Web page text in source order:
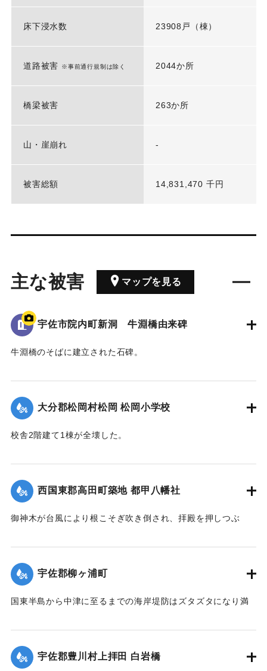
床下浸水数 23908戸（棟）
道路被害 ※事前通行規制は除く 2044か所
橋梁被害 263か所
山・崖崩れ -
被害総額 14,831,470 千円
主な被害 マップを見る
宇佐市院内町新洞 牛淵橋由来碑
牛淵橋のそばに建立された石碑。
側にある沖地区と北山地区の交通が寸断された。
その後、新たな橋が架けられたことを記念し、通行人に伝え
るためにこの位置に石碑が建立された。
り、ルース台風後に架けられた橋がそのまま使われている。
牛淵橋由来
此橋ノ下流約四丁許ノ䖏ニ梁瀬ノ渡リガアル古来土橋ヲ架ケ
以
ト
モナレバ一掃ノ災禍ヲ受ケ人馬共ニ徒渉ノ難渋ヲ喫スルコト
幾
ル
私財ヲ醵出位置ヲ再ビ此䖏ニ擇ビ石橋ヲ架設永遠ノ計ヲ為シ
稍
大分郡松岡村松岡 松岡小学校
校舎2階建て1棟が全壊した。
｜固有コード: 005200122
西国東郡高田町築地 都甲八幡社
御神木が台風により根こそぎ吹き倒され、拝殿を押しつぶ
｜固有コード:
宇佐郡柳ヶ浦町
国東半島から中津に至るまでの海岸堤防はズタズタになり満
5か所、計750メートル、中堤防18か所、約450メートルが決
壊した。この場所は海岸堤防からは海水、中堤防からは駅館
川の水が流入し農家の人を悩ませた。16日には農家でない人
宇佐郡豊川村上拝田 白岩橋